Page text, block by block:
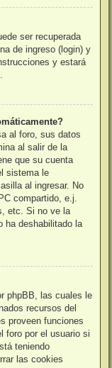
ser recuperada
de ingreso (login) y
y estará
al foro, sus datos
al salir de la
que su cuenta
sistema le
al ingresar. No
compartido, e.j.
etc. Si no ve la
ha deshabilitado la
phpBB, las cuales le
recursos del
proveen funciones
foro por el usuario si
teniendo
las cookies